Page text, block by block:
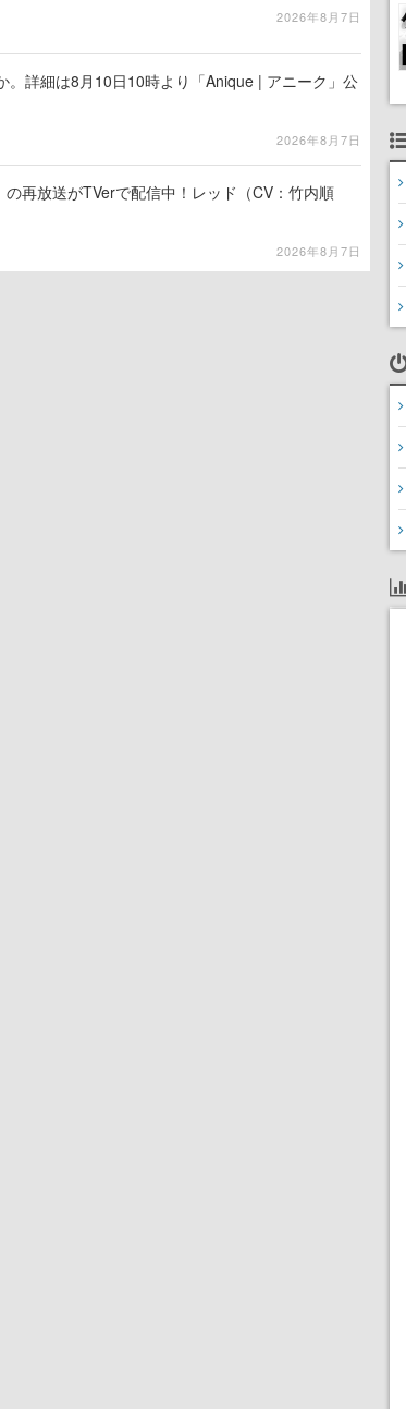
2026年8月7日
。詳細は8月10日10時より「Anique | アニーク」公
2026年8月7日
の再放送がTVerで配信中！レッド（CV：竹内順
2026年8月7日